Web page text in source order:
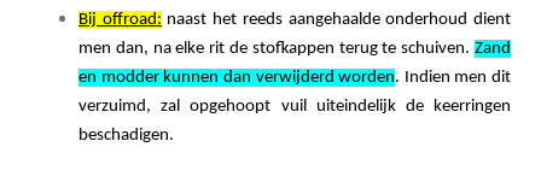
Bij offroad: naast het reeds aangehaalde onderhoud dient
men dan, na elke rit de stofkappen terug te schuiven. Zand
en modder kunnen dan verwijderd worden. Indien men dit
verzuimd, zal opgehoopt vuil uiteindelijk de keerringen
beschadigen.